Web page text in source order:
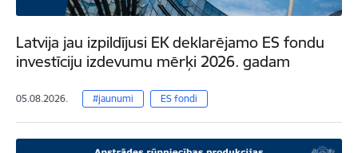
Latvija jau izpildījusi EK deklarējamo ES fondu
investīciju izdevumu mērķi 2026. gadam
05.08.2026. #jaunumi ES fondi